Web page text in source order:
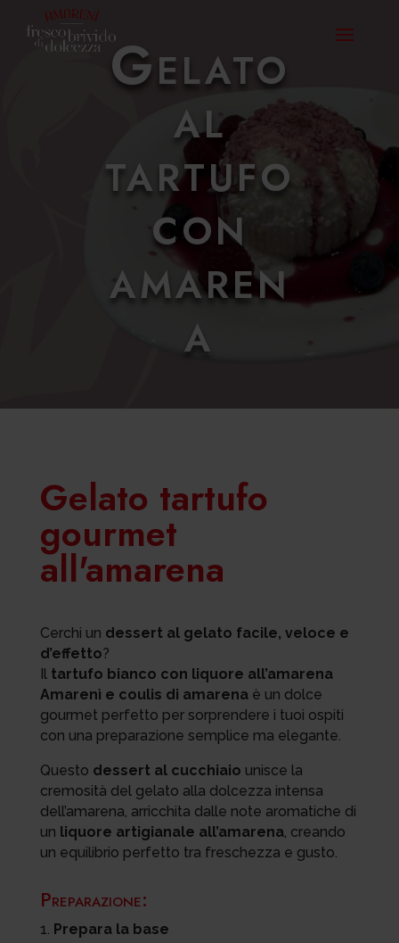
Gelato
al
tartufo
con
amaren
a
Gelato tartufo
gourmet
all'amarena
Cerchi un dessert al gelato facile, veloce e
d’effetto?
Il tartufo bianco con liquore all’amarena
Amarenì e coulis di amarenaè un dolce
gourmet perfetto per sorprendere i tuoi ospiti
con una preparazione semplice ma elegante.
Questo dessert al cucchiaio unisce la
cremosità del gelato alla dolcezza intensa
dell’amarena, arricchita dalle note aromatiche di
un liquore artigianale all’amarena, creando
un equilibrio perfetto tra freschezza e gusto.
Preparazione:
Prepara la base